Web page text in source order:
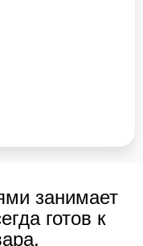
занимает
готов к